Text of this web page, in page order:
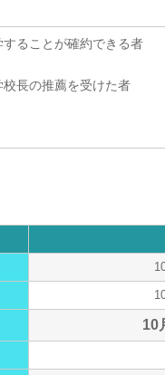
ることが確約できる者
長の推薦を受けた者
10